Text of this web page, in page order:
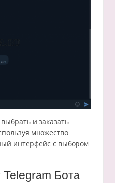
и заказать
множество
интерфейс с выбором
Telegram Бота